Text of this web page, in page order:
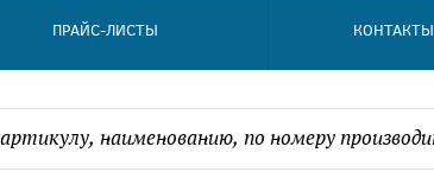
ПРАЙС-ЛИСТЫ КОНТАКТЫ